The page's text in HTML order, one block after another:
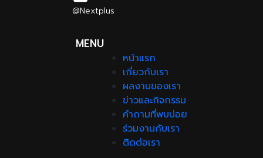
@Nextplus
MENU
หน้าแรก
เกี่ยวกับเรา
ผลงานของเรา
ข่าวและกิจกรรม
คำถามที่พบบ่อย
ร่วมงานกับเรา
ติดต่อเรา